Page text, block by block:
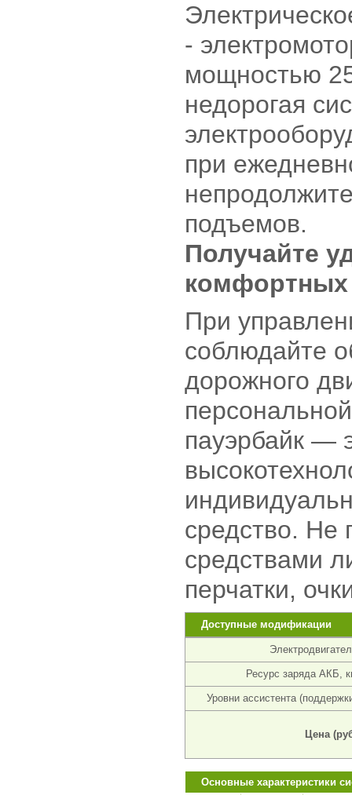
-
мощностью
недорогая
при
подъемов.
Получайте
комфортных
При
соблюдайте
дорожного
пауэрбайк —
средство. Не
средствами
перчатки,
Доступные модификации
Ресурс заряда АКБ,
Уровни ассистента
Цена
Основные характеристики